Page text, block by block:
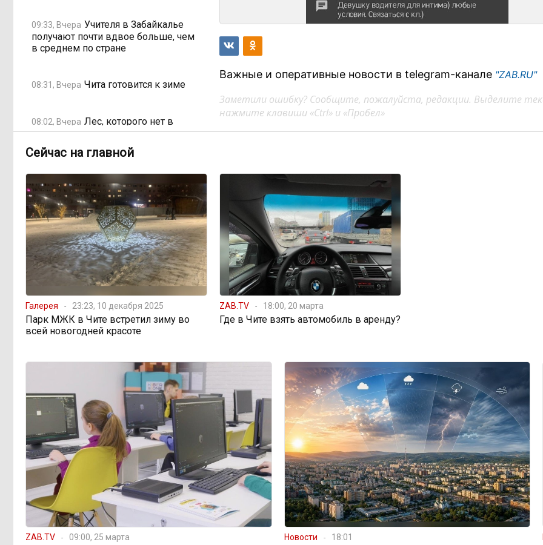
09:33, Вчера Учителя в Забайкалье
получают почти вдвое больше, чем
в среднем по стране
08:31, Вчера Чита готовится к зиме
08:02, Вчера Лес, которого нет в
отчётах
хотеть учиться, а не просто идти в
школу с рюкзаком»: детский
психолог Наталья Малинина о
готовности к школе
15:31, 4 августа Как Китай покоряет
мир не электромобилями, а
стаканом чая
15:10, 4 августа Почти половина
дальневосточников готовы
пересесть на электрички
Тайна Тургинского
озера: почему рыбы эпохи
динозавров сохранились в
Забайкалье лучше, чем где-либо
13:59, 4 августа 250 миллионов на
котельные: Могочинский округ
готовится к зиме
13:02, 4 августа Забайкалье зовёт
«Роснефть» и «Газпромнефть»
строить АЗС
Важные и оперативные новости в telegram-канале "ZAB.RU"
Заметили ошибку? Сообщите, пожалуйста, редакции. Выделите
нажмите клавиши «Ctrl» и «Пробел»
Сейчас на главной
Галерея 23:23, 10 декабря 2025
Парк МЖК в Чите встретил зиму во
всей новогодней красоте
ZAB.TV 18:00, 20 марта
Где в Чите взять автомобиль в аренду?
ZAB.TV 09:00, 25 марта Новости 18:01